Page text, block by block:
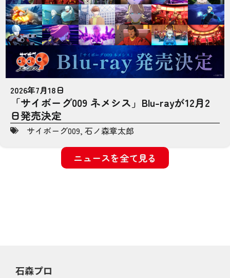
2026年7月18日
「サイボーグ009 ネメシス」Blu-rayが12月2
日発売決定
サイボーグ009, 石ノ森章太郎
ニュースを全て見る
石森プロ